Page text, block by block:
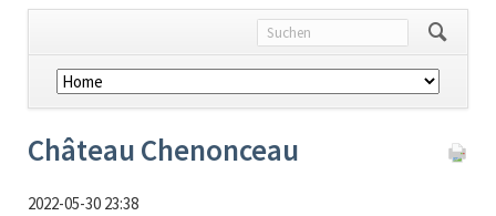
Navigation
überspringen
Château Chenonceau
2022-05-30 23:38